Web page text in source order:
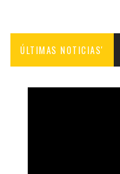
ÚLTIMAS NOTICIAS'